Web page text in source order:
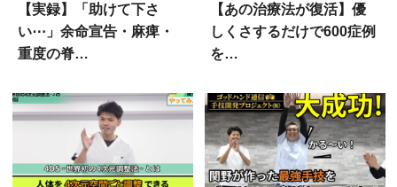
【実録】「助けて下さ
い⋯」余命宣告・麻痺・
重度の脊…
【あの治療法が復活】優
しくさするだけで600症例
を…